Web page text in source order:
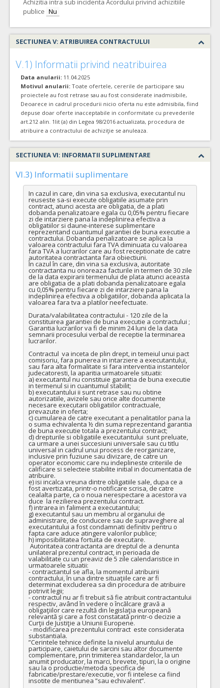
Achizitia intra sub incidenta Acordului privind achizitiile
publice Nu
SECTIUNEA V: ATRIBUIREA CONTRACTULUI
V.1) Informatii privind neatribuirea
Data anularii: 11.04.2025
Motivul anularii: Toate ofertele, cererile de participare sau
proiectele au fost retrase sau au fost considerate inadmisibile,
Deoarece in cadrul procedurii nicio oferta nu este admisibila, fiind
depuse doar oferte inacceptabile in conformitate cu prevederile
art.212 alin. 1lit (a) din Legea 98/2016 actualizata, procedura de
atribuire a contractului de achiziţie se anuleaza.
SECTIUNEA VI: INFORMATII SUPLIMENTARE
VI.3) Informatii suplimentare
In cazul in care, din vina sa exclusiva, executantul nu
reuseste sa-si execute obligatiile asumate prin
contract, atunci acesta are obligatia, de a plati
dobanda penalizatoare egala cu 0,05% pentru fiecare
zi de intarziere pana la indeplinirea efectiva a
obligatiilor si daune-interese suplimentare
reprezentand cuantumul garantiei de buna executie a
contractului. Dobanda penalizatoare se aplica la
valoarea contractului fara TVA diminuata cu valoarea
fara TVA a lucrarilor care au fost receptionate de catre
autoritatea contractanta fara obiectiuni.
În cazul în care, din vina sa exclusiva, autoritate
contractanta nu onoreaza facturile in termen de 30 zile
de la data expirarii termenului de plata atunci aceasta
are obligatia de a plati dobanda penalizatoare egala
cu 0,05% pentru fiecare zi de intarziere pana la
indeplinirea efectiva a obligatiilor, dobanda aplicata la
valoarea fara tva a platilor neefectuate.
Durata/valabilitatea contractului - 120 zile de la
constituirea garantiei de buna executie a contractului ;
Garantia lucrarilor va fi de minim 24 luni de la data
semnarii procesului verbal de receptie la terminarea
lucrarilor.
Contractul  va inceta de plin drept, in temeiul unui pact
comisoriu, fara punerea in intarziere a executantului,
sau fara alta formalitate si fara interventia instantelor
judecatoresti, la aparitia urmatoarele situatii:
a) executantul nu constituie garantia de buna executie
in termenul si in cuantumul stabilit;
b) executantului ii sunt retrase sau nu obtine
autorizatiile, avizele sau orice alte documente
necesare executarii obligatiilor contractuale,
prevazute in oferta;
c) cumularea de catre executant a penalitatilor pana la
o suma echivalenta ½ din suma reprezentand garantia
de buna executie totala a prezentului contract;
d) drepturile si obligatiile executantului  sunt preluate,
ca urmare a unei succesiuni universale sau cu titlu
universal in cadrul unui process de reorganizare,
inclusive prin fuziune sau divizare, de catre un
operator economic care nu indeplineste criteriile de
calificare si selecteie stabilite initial in documentatia de
atribuire.
e) isi incalca vreuna dintre obligatiile sale, dupa ce a
fost avertizata, printr-o notificare scrisa, de catre
cealalta parte, ca o noua nerespectare a acestora va
duce  la rezilierea prezentului contract.
f) intrarea in faliment a executantului;
g) executantul sau un membru al organului de
administrare, de conducere sau de supraveghere al
executantului a fost condamnati definitiv pentru o
fapta care aduce atingere valorilor publice;
h) imposibilitatea fortuita de executare.
unilateral prezentul contract, in perioada de
valabilitate cu un preaviz de 5 zile calendaristice in
urmatoarele situatii:
- contractantul se afla, la momentul atribuirii
contractului, în una dintre situaţiile care ar fi
determinat excluderea sa din procedura de atribuire
potrivit legii;
- contractul nu ar fi trebuit să fie atribuit contractantului
respectiv, având în vedere o încălcare gravă a
obligaţiilor care rezultă din legislaţia europeană
relevantă şi care a fost constatată printr-o decizie a
Curţii de Justiţie a Uniunii Europene.
substantiala.
”Cerintele tehnice definite la nivelul anuntului de
participare, caietului de sarcini sau altor documente
complementare, prin trimiterea standardelor, la un
anumit producator, la marci, brevete, tipuri, la o origine
sau la o productie/metoda specifica de
fabricatie/prestare/executie, vor fi intelese ca fiind
insotite de mentiunea ”sau echivalent”.